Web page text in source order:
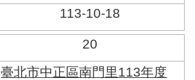
113-10-18
20
臺北市中正區南門里113年度